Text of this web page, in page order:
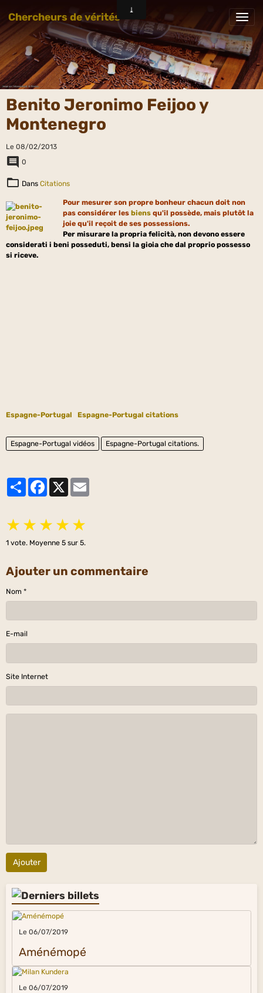
Chercheurs de vérités
Benito Jeronimo Feijoo y
Montenegro
Le 08/02/2013
0
Dans Citations
Pour mesurer son propre bonheur chacun doit non
pas considérer les biens qu'il possède, mais plutôt la
joie qu'il reçoit de ses possessions.
Per misurare la propria felicità, non devono essere
considerati i beni posseduti, bensi la gioia che dal proprio possesso
si riceve.
Espagne-Portugal Espagne-Portugal citations
Espagne-Portugal vidéos Espagne-Portugal citations.
PartagerFacebook
★ ★ ★ ★ ★
1 vote. Moyenne 5 sur 5.
Ajouter un commentaire
Nom
E-mail
Site Internet
Ajouter
Le 06/07/2019
Aménémopé
Le 06/07/2019